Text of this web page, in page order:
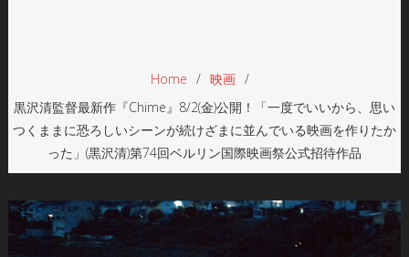
Home
映画
黒沢清監督最新作『Chime』8/2(金)公開！「一度でいいから、思い
つくままに恐ろしいシーンが続けざまに並んでいる映画を作りたか
った」(黒沢清)第74回ベルリン国際映画祭公式招待作品